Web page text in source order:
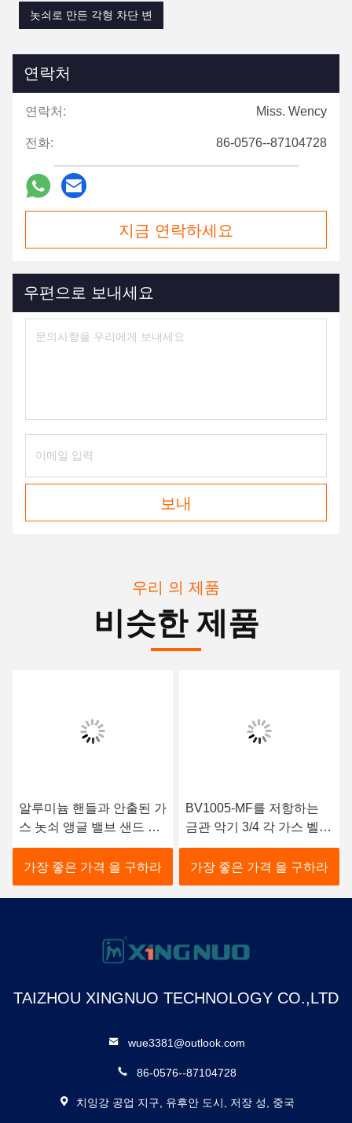
놋쇠로 만든 각형 차단 변
연락처
연락처: Miss. Wency
전화: 86-0576--87104728
지금 연락하세요
우편으로 보내세요
보내
우리 의 제품
비슷한 제품
알루미늄 핸들과 안출된 가
스 놋쇠 앵글 밸브 샌드 블
라스트
가장 좋은 가격 을 구하라
BV1005-MF를 저항하는
금관 악기 3/4 각 가스 벨브
에 의하여 주문을 받아서
만들어지는 착용
가장 좋은 가격 을 구하라
TAIZHOU XINGNUO TECHNOLOGY CO.,LTD
wue3381@outlook.com
86-0576--87104728
치잉강 공업 지구, 유후안 도시, 저장 성, 중국